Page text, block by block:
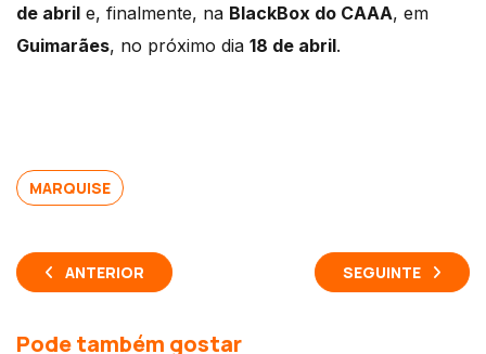
de abril e, finalmente, na BlackBox do CAAA, em
Guimarães, no próximo dia 18 de abril.
MARQUISE
ANTERIOR SEGUINTE
Pode também gostar